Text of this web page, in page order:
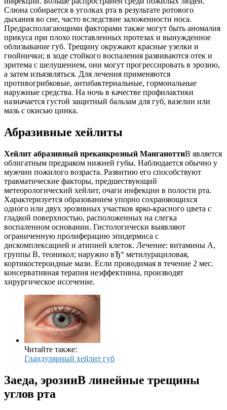
Слюна собирается в уголках рта в результате ротового
дыхания во сне, часто вследствие заложенности носа.
Предрасполагающими факторами также могут быть аномалия
прикуса при плохо поставленных протезах и вынужденное
облизывание губ. Трещину окружают красные узелки и
гнойнички; в ходе стойкого воспаления развиваются отек и
эритема с шелушением, они могут прогрессировать в эрозию,
а затем изъязвляться. Для лечения применяются
противогрибковые, антибактериальные, гормональные
наружные средства. На ночь в качестве профилактики
назначается густой защитный бальзам для губ, вазелин или
мазь с окисью цинка.
Абразивные хейлиты
Хейлит абразивный преканкрозный МанганоттиВ является
облигатным предраком нижней губы. Наблюдается обычно у
мужчин пожилого возраста. Развитию его способствуют
травматические факторы, предшествующий
метеорологический хейлит, очаги инфекции в полости рта.
Характеризуется образованием упорно сохраняющихся
одного или двух эрозивных участков ярко-красного цвета с
гладкой поверхностью, расположенных на слегка
воспаленном основании. Гистологически выявляют
ограниченную пролиферацию эпидермиса с
дискомплексацией и атипией клеток. Лечение: витамины А,
группы В, теоникол; наружно вЂ“ метилурациловая,
кортикостероидные мази. Если проводимая в течение 2 мес.
консервативная терапия неэффективна, производят
хирургическое иссечение.
Читайте также:
Гландулярный хейлит губ
Заеда, эрозииВ линейные трещины
углов рта